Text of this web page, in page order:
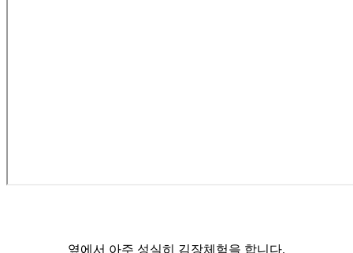
옆에서 아주 성실히 김장체험을 합니다.